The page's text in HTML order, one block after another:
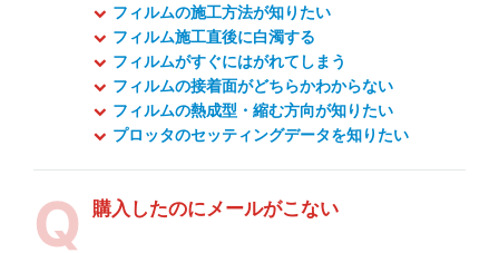
フィルムの施工方法が知りたい
フィルム施工直後に白濁する
フィルムがすぐにはがれてしまう
フィルムの接着面がどちらかわからない
フィルムの熱成型・縮む方向が知りたい
プロッタのセッティングデータを知りたい
購入したのにメールがこない